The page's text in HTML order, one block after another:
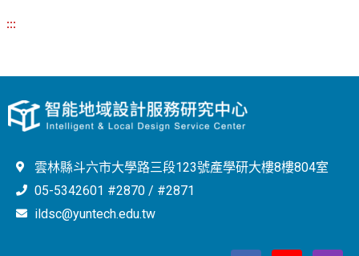
:::
雲林縣斗六市大學路三段123號產學研大樓8樓804室
05-5342601 #2870 / #2871
ildsc@yuntech.edu.tw